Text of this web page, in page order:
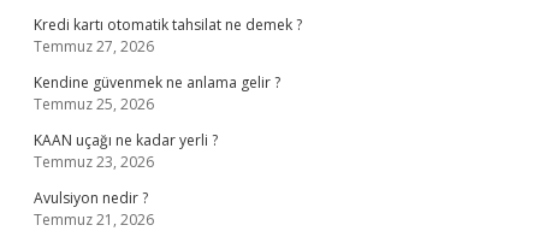
Kredi kartı otomatik tahsilat ne demek ?
Temmuz 27, 2026
Kendine güvenmek ne anlama gelir ?
Temmuz 25, 2026
KAAN uçağı ne kadar yerli ?
Temmuz 23, 2026
Avulsiyon nedir ?
Temmuz 21, 2026